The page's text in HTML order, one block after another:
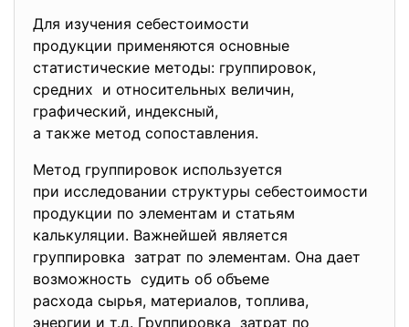
Для изучения себестоимости
продукции применяются основные
статистические методы: группировок,
средних и относительных величин,
графический, индексный,
а также метод сопоставления.
Метод группировок используется
при исследовании структуры себестоимости
продукции по элементам и статьям
калькуляции. Важнейшей является
группировка затрат по элементам. Она дает
возможность судить об объеме
расхода сырья, материалов, топлива,
энергии и т.д. Группировка затрат по